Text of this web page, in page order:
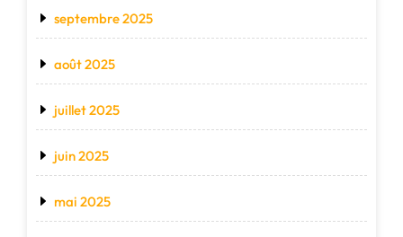
septembre 2025
août 2025
juillet 2025
juin 2025
mai 2025